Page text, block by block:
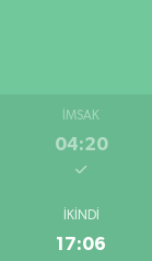
İMSAK
04:20
İKINDI
17:06